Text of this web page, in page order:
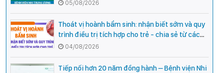
05/08/2026
Thoát vị hoành bẩm sinh: nhận biết sớm và quy
trình điều trị tích hợp cho trẻ - chia sẻ từ các
chuyên gia hàng đầu của Bệnh Viện Nhi Trung
ương
04/08/2026
Tiếp nối hơn 20 năm đồng hành – Bệnh viện Nhi